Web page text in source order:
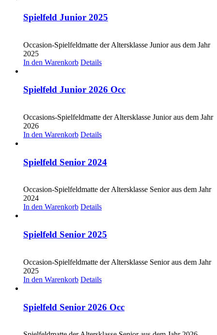
Spielfeld Junior 2025
Occasion-Spielfeldmatte der Altersklasse Junior aus dem Jahr
2025
In den Warenkorb Details
Spielfeld Junior 2026 Occ
Occasions-Spielfeldmatte der Altersklasse Junior aus dem Jahr
2026
In den Warenkorb Details
Spielfeld Senior 2024
Occasion-Spielfeldmatte der Altersklasse Senior aus dem Jahr
2024
In den Warenkorb Details
Spielfeld Senior 2025
Occasion-Spielfeldmatte der Altersklasse Senior aus dem Jahr
2025
In den Warenkorb Details
Spielfeld Senior 2026 Occ